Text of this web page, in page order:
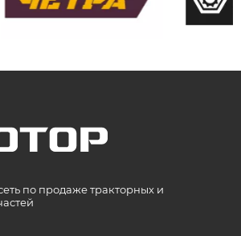
по продаже тракторных и